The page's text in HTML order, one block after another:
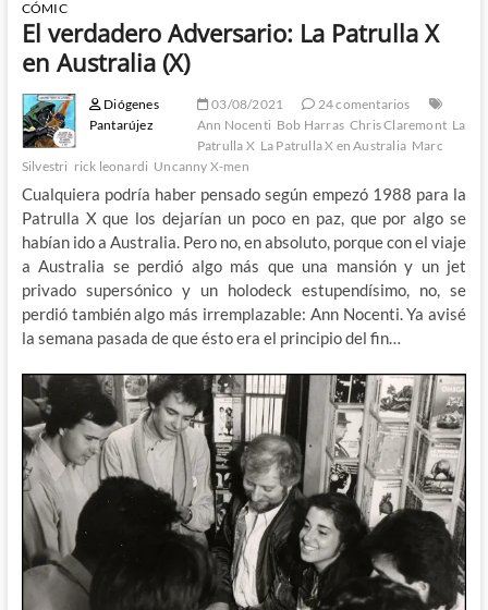
CÓMIC
El verdadero Adversario: La Patrulla X
en Australia (X)
Diógenes
Pantarújez
03/08/2021
24 comentarios
Ann Nocenti Bob Harras Chris Claremont La
Patrulla X La Patrulla X en Australia Marc
Silvestri rick leonardi Uncanny X-men
Cualquiera podría haber pensado según empezó 1988 para la
Patrulla X que los dejarían un poco en paz, que por algo se
habían ido a Australia. Pero no, en absoluto, porque con el viaje
a Australia se perdió algo más que una mansión y un jet
privado supersónico y un holodeck estupendísimo, no, se
perdió también algo más irremplazable: Ann Nocenti. Ya avisé
la semana pasada de que ésto era el principio del fin…